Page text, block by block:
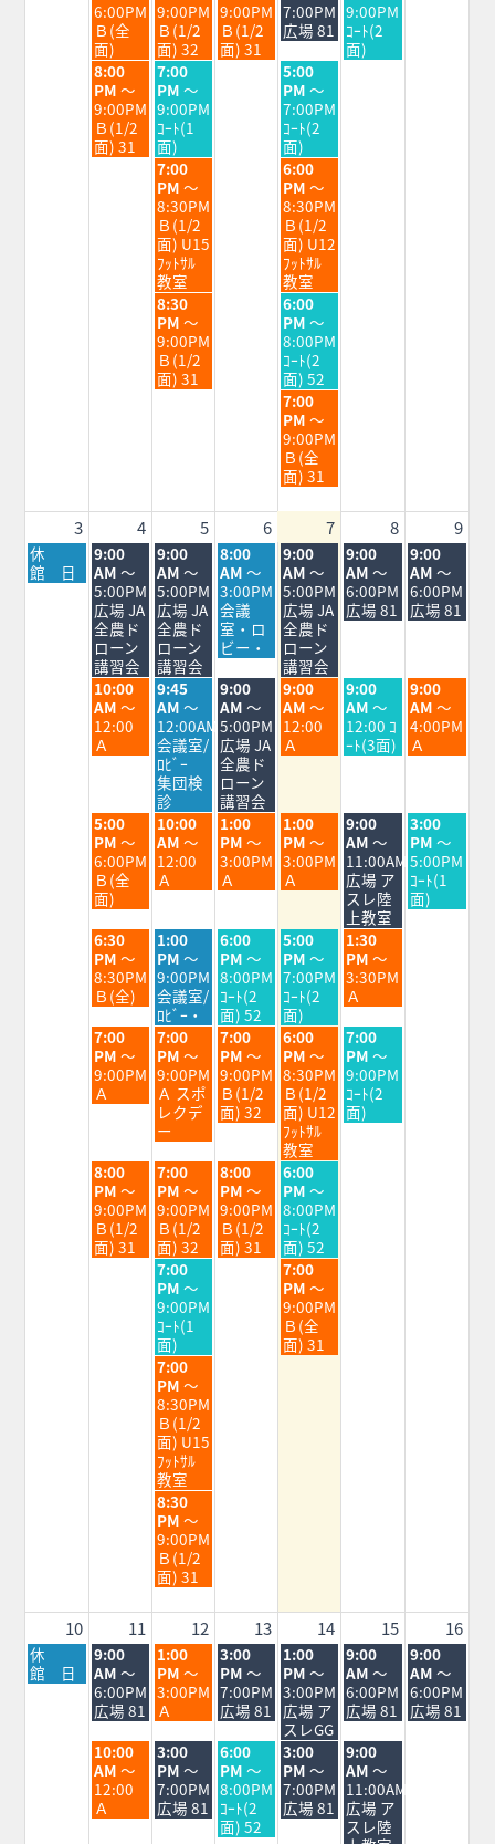
日,
7
月
28th
2026
6:00PM
Ｂ(全
面)
日,
7
月
29th
2026
9:00PM
Ｂ(1/2
面) 32
日,
7
月
30th
9:00PM
Ｂ(1/2
面) 31
日,
7
月
31st
2026
7:00PM
広場 81
日,
8
月
1st
9:00PM
ｺｰﾄ(2
面)
火
曜
日,
7
月
28th
8:00
PM ～
9:00PM
Ｂ(1/2
面) 31
水
曜
日,
7
月
29th
2026
7:00
PM ～
9:00PM
ｺｰﾄ(1
面)
金
曜
日,
7
月
31st
2026
5:00
PM ～
7:00PM
ｺｰﾄ(2
面)
水
曜
日,
7
月
29th
2026
7:00
PM ～
8:30PM
Ｂ(1/2
面) U15
ﾌｯﾄｻﾙ
教室
金
曜
日,
7
月
31st
2026
6:00
PM ～
8:30PM
Ｂ(1/2
面) U12
ﾌｯﾄｻﾙ
教室
水
曜
日,
7
月
29th
8:30
PM ～
9:00PM
Ｂ(1/2
面) 31
金
曜
日,
7
月
31st
2026
6:00
PM ～
8:00PM
ｺｰﾄ(2
面) 52
金
曜
日,
7
月
31st
2026
7:00
PM ～
9:00PM
Ｂ(全
面) 31
3 4 5 6 7 8 9
月
曜
日,
休
館 日
火
曜
日,
8
月
4th
2026
9:00
AM ～
5:00PM
広場 JA
全農ド
ローン
講習会
水
曜
日,
8
月
5th
2026
9:00
AM ～
5:00PM
広場 JA
全農ド
ローン
講習会
木
曜
日,
8
月
6th
2026
8:00
AM ～
3:00PM
会議
室・ロ
ビー・
金
曜
日,
8
月
7th
2026
9:00
AM ～
5:00PM
広場 JA
全農ド
ローン
講習会
土
曜
日,
8
月
9:00
AM ～
6:00PM
広場 81
日
曜
日,
8
月
9:00
AM ～
6:00PM
広場 81
火
曜
日,
8
月
10:00
AM ～
12:00
Ａ
水
曜
日,
8
月
5th
2026
9:45
AM ～
12:00AM
会議室/
ﾛﾋﾞｰ
集団検
診
木
曜
日,
8
月
6th
2026
9:00
AM ～
5:00PM
広場 JA
全農ド
ローン
講習会
金
曜
日,
8
月
9:00
AM ～
12:00
Ａ
土
曜
日,
8
月
9:00
AM ～
12:00 ｺ
ｰﾄ(3面)
日
曜
日,
8
月
9:00
AM ～
4:00PM
Ａ
火
曜
日,
8
月
4th
2026
5:00
PM ～
6:00PM
Ｂ(全
面)
水
曜
日,
8
月
2026
10:00
AM ～
12:00
Ａ
木
曜
日,
8
月
2026
1:00
PM ～
3:00PM
Ａ
金
曜
日,
8
月
2026
1:00
PM ～
3:00PM
Ａ
土
曜
日,
8
月
8th
2026
9:00
AM ～
11:00AM
広場 ア
スレ陸
上教室
日
曜
日,
8
月
9th
3:00
PM ～
5:00PM
ｺｰﾄ(1
面)
火
曜
日,
8
月
4th
2026
6:30
PM ～
8:30PM
Ｂ(全)
水
曜
日,
8
月
5th
2026
1:00
PM ～
9:00PM
会議室/
ﾛﾋﾞｰ・
木
曜
日,
8
月
6th
2026
6:00
PM ～
8:00PM
ｺｰﾄ(2
面) 52
金
曜
日,
8
月
7th
2026
5:00
PM ～
7:00PM
ｺｰﾄ(2
面)
土
曜
日,
8
月
8th
2026
1:30
PM ～
3:30PM
Ａ
火
曜
日,
8
月
7:00
PM ～
9:00PM
Ａ
水
曜
日,
8
月
5th
2026
7:00
PM ～
9:00PM
Ａ スポ
レクデ
ー
木
曜
日,
8
月
6th
7:00
PM ～
9:00PM
Ｂ(1/2
面) 32
金
曜
日,
8
月
7th
2026
6:00
PM ～
8:30PM
Ｂ(1/2
面) U12
ﾌｯﾄｻﾙ
教室
土
曜
日,
8
月
8th
7:00
PM ～
9:00PM
ｺｰﾄ(2
面)
火
曜
日,
8
月
4th
8:00
PM ～
9:00PM
Ｂ(1/2
面) 31
水
曜
日,
8
月
5th
2026
7:00
PM ～
9:00PM
Ｂ(1/2
面) 32
木
曜
日,
8
月
6th
8:00
PM ～
9:00PM
Ｂ(1/2
面) 31
金
曜
日,
8
月
7th
2026
6:00
PM ～
8:00PM
ｺｰﾄ(2
面) 52
水
曜
日,
8
月
5th
2026
7:00
PM ～
9:00PM
ｺｰﾄ(1
面)
金
曜
日,
8
月
7th
7:00
PM ～
9:00PM
Ｂ(全
面) 31
水
曜
日,
8
月
5th
2026
7:00
PM ～
8:30PM
Ｂ(1/2
面) U15
ﾌｯﾄｻﾙ
教室
水
曜
日,
8
月
5th
2026
8:30
PM ～
9:00PM
Ｂ(1/2
面) 31
10 11 12 13 14 15 16
月
曜
日,
休
館 日
火
曜
日,
8
月
11th
2026
9:00
AM ～
6:00PM
広場 81
水
曜
日,
8
月
12th
2026
1:00
PM ～
3:00PM
Ａ
木
曜
日,
8
月
13th
2026
3:00
PM ～
7:00PM
広場 81
金
曜
日,
8
月
14th
2026
1:00
PM ～
3:00PM
広場 ア
スレGG
土
曜
日,
8
月
15th
2026
9:00
AM ～
6:00PM
広場 81
日
曜
日,
8
月
9:00
AM ～
6:00PM
広場 81
火
曜
日,
8
月
10:00
AM ～
12:00
Ａ
水
曜
日,
8
月
3:00
PM ～
7:00PM
広場 81
木
曜
日,
8
月
6:00
PM ～
8:00PM
ｺｰﾄ(2
面) 52
金
曜
日,
8
月
3:00
PM ～
7:00PM
広場 81
土
曜
日,
8
月
9:00
AM ～
11:00AM
広場 ア
スレ陸